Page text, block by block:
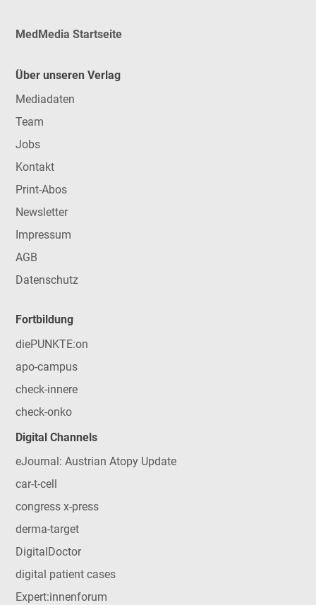
MedMedia Startseite
Über unseren Verlag
Mediadaten
Team
Jobs
Kontakt
Print-Abos
Newsletter
Impressum
AGB
Datenschutz
Fortbildung
diePUNKTE:on
apo-campus
check-innere
check-onko
Digital Channels
eJournal: Austrian Atopy Update
car-t-cell
congress x-press
derma-target
DigitalDoctor
digital patient cases
Expert:innenforum